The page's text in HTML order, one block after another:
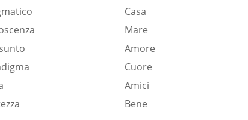
Casa
Mare
Amore
Cuore
Amici
Bene